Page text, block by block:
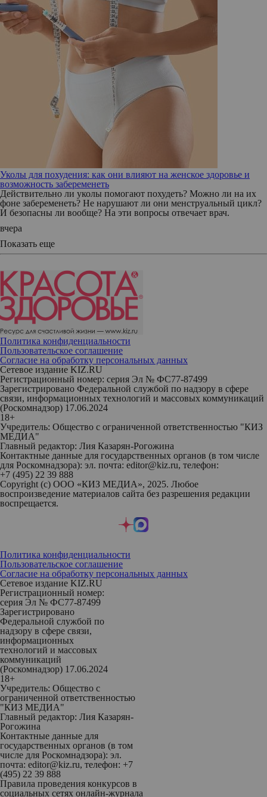
Уколы для похудения: как они влияют на женское здоровье и
возможность забеременеть
Действительно ли уколы помогают похудеть? Можно ли на их
фоне забеременеть? Не нарушают ли они менструальный цикл?
И безопасны ли вообще? На эти вопросы отвечает врач.
вчера
Показать еще
Политика конфиденциальности
Пользовательское соглашение
Согласие на обработку персональных данных
Сетевое издание KIZ.RU
Регистрационный номер: серия Эл № ФС77-87499
Зарегистрировано Федеральной службой по надзору в сфере
связи, информационных технологий и массовых коммуникаций
(Роскомнадзор) 17.06.2024
18+
Учредитель: Общество с ограниченной ответственностью "КИЗ
МЕДИА"
Главный редактор: Лия Казарян-Рогожина
Контактные данные для государственных органов (в том числе
для Роскомнадзора): эл. почта: editor@kiz.ru, телефон:
+7 (495) 22 39 888
Copyright (с) ООО «КИЗ МЕДИА», 2025. Любое
воспроизведение материалов сайта без разрешения редакции
воспрещается.
Политика конфиденциальности
Пользовательское соглашение
Согласие на обработку персональных данных
Сетевое издание KIZ.RU
Регистрационный номер:
серия Эл № ФС77-87499
Зарегистрировано
Федеральной службой по
надзору в сфере связи,
информационных
технологий и массовых
коммуникаций
(Роскомнадзор) 17.06.2024
18+
Учредитель: Общество с
ограниченной ответственностью
"КИЗ МЕДИА"
Главный редактор: Лия Казарян-
Рогожина
Контактные данные для
государственных органов (в том
числе для Роскомнадзора): эл.
почта: editor@kiz.ru, телефон: +7
(495) 22 39 888
Правила проведения конкурсов в
социальных сетях онлайн-журнала